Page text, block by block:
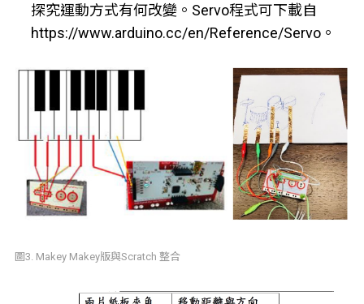
探究運動方式有何改變。Servo程式可下載自
https://www.arduino.cc/en/Reference/Servo。
圖3. Makey Makey版與Scratch 整合